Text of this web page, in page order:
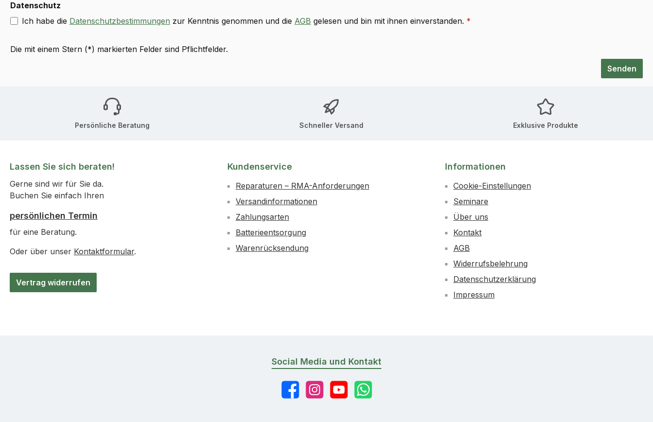
Datenschutz
Ich habe die Datenschutzbestimmungen zur Kenntnis genommen und die AGB gelesen und bin mit ihnen einverstanden. *
Die mit einem Stern (*) markierten Felder sind Pflichtfelder.
Senden
Persönliche Beratung Schneller Versand Exklusive Produkte
Lassen Sie sich beraten!
Gerne sind wir für Sie da.
Buchen Sie einfach Ihren
persönlichen Termin
für eine Beratung.
Oder über unser Kontaktformular.
Vertrag widerrufen
Kundenservice
Reparaturen – RMA-Anforderungen
Versandinformationen
Zahlungsarten
Batterieentsorgung
Warenrücksendung
Informationen
Cookie-Einstellungen
Seminare
Über uns
Kontakt
AGB
Widerrufsbelehrung
Datenschutzerklärung
Impressum
Social Media und Kontakt
FacebookInstagramYouTubeWhatsApp